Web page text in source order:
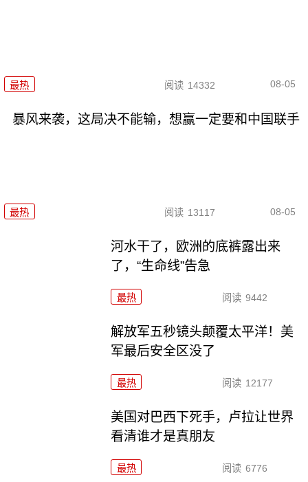
最热 阅读 14332 08-05
暴风来袭，这局决不能输，想赢一定要和中国联手
最热 阅读 13117 08-05
河水干了，欧洲的底裤露出来
了，“生命线”告急
最热 阅读 9442
解放军五秒镜头颠覆太平洋！美
军最后安全区没了
最热 阅读 12177
美国对巴西下死手，卢拉让世界
看清谁才是真朋友
最热 阅读 6776